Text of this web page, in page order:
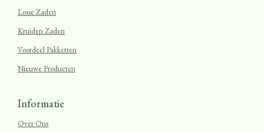
Losse Zaden
Kruiden Zaden
Voordeel Pakketten
Nieuwe Producten
Informatie
Over Ons